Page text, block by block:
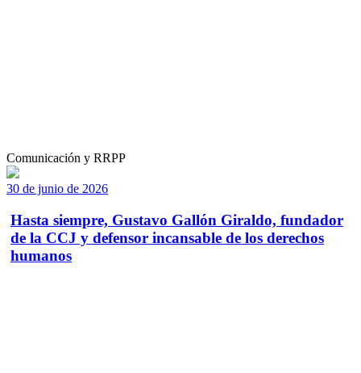
Comunicación y RRPP
30 de junio de 2026
Hasta siempre, Gustavo Gallón Giraldo, fundador
de la CCJ y defensor incansable de los derechos
humanos